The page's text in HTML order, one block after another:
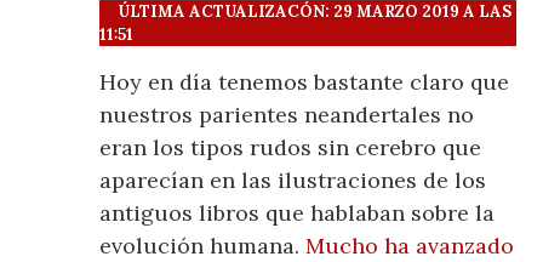
ÚLTIMA ACTUALIZACÓN: 29 MARZO 2019 A LAS
11:51
Hoy en día tenemos bastante claro que
nuestros parientes neandertales no
eran los tipos rudos sin cerebro que
aparecían en las ilustraciones de los
antiguos libros que hablaban sobre la
evolución humana.Mucho ha avanzado